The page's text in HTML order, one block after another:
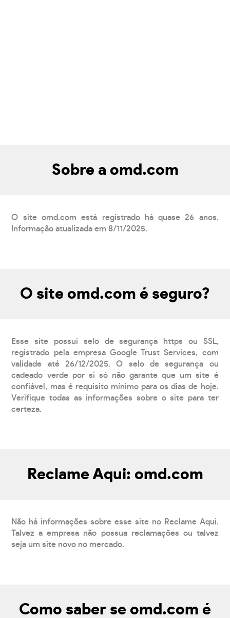
Sobre a omd.com
O site omd.com está registrado há quase 26 anos.
Informação atualizada em 8/11/2025.
O site omd.com é seguro?
Esse site possui selo de segurança https ou SSL,
registrado pela empresa Google Trust Services, com
validade até 26/12/2025. O selo de segurança ou
cadeado verde por si só não garante que um site é
confiável, mas é requisito mínimo para os dias de hoje.
Verifique todas as informações sobre o site para ter
certeza.
Reclame Aqui: omd.com
Não há informações sobre esse site no Reclame Aqui.
Talvez a empresa não possua reclamações ou talvez
seja um site novo no mercado.
Como saber se omd.com é